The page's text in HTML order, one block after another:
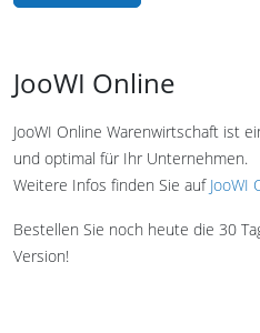
JooWI Online
JooWI Online Warenwirtschaft ist
und optimal für Ihr Unternehmen.
Weitere Infos finden Sie auf JooWI
Bestellen Sie noch heute die 30
Version!